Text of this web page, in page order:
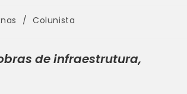
/ Colunista
de infraestrutura,